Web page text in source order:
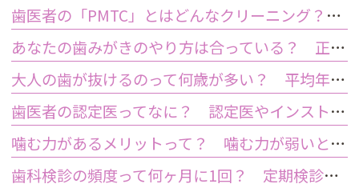
歯医者の「PMTC」とはどんなクリーニング？スケーリングとは何が違うの？
あなたの歯みがきのやり方は合っている？ 正しい歯みがき方法と間違った方法
大人の歯が抜けるのって何歳が多い？ 平均年齢と原因について
歯医者の認定医ってなに？ 認定医やインストラクターの資格を持つ歯医者のメリット
噛む力があるメリットって？ 噛む力が弱いとどうなるの？
歯科検診の頻度って何ヶ月に1回？ 定期検診って何するの？